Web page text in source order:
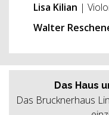
Lisa Kilian |
Walter
Das Haus
Das Brucknerhaus